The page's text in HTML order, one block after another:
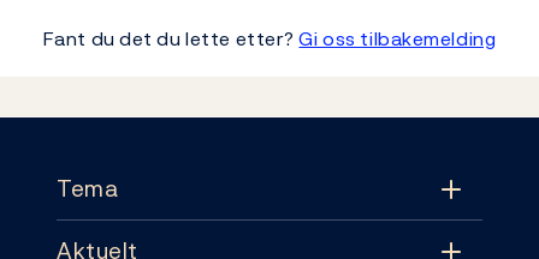
Fant du det du lette etter?Gi oss tilbakemelding
Tema
Aktuelt